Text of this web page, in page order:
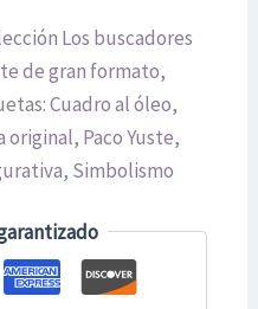
Los buscadores
de gran formato,
Cuadro al óleo,
original, Paco Yuste,
, Simbolismo